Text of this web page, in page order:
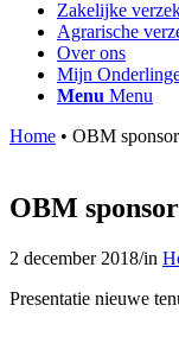
Zakelijke
Agrarische
Over ons
Mijn
Menu Menu
Home • OBM
OBM
2 december 2018/in
Presentatie nieuwe